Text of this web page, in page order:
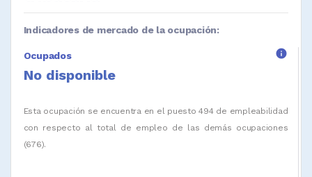
Indicadores de mercado de la ocupación:
Ocupados info
No disponible
Esta ocupación se encuentra en el puesto 494 de empleabilidad
con respecto al total de empleo de las demás ocupaciones
(676).